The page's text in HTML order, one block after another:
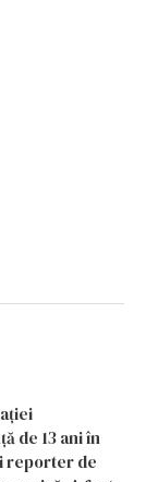
de 13 ani în
reporter de